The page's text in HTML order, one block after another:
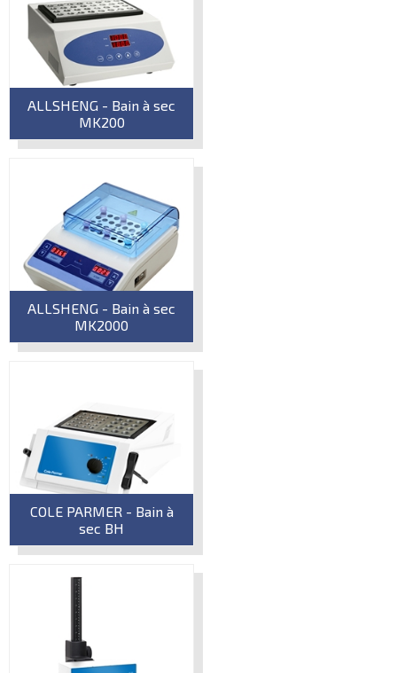
ALLSHENG - Bain à sec
MK200
ALLSHENG - Bain à sec
MK2000
COLE PARMER - Bain à
sec BH